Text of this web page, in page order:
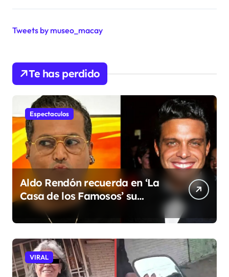
Tweets by museo_macay
Te has perdido
Espectaculos
Aldo Rendón recuerda en ‘La
Casa de los Famosos’ su
encuentro con Luis Miguel
VIRAL